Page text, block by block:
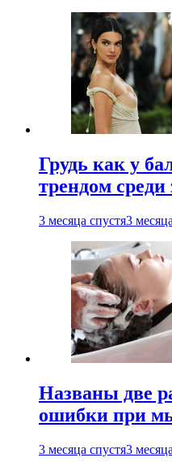
Грудь как у
трендом среди
3 месяца спустя3
Названы две
ошибки при
3 месяца спустя3